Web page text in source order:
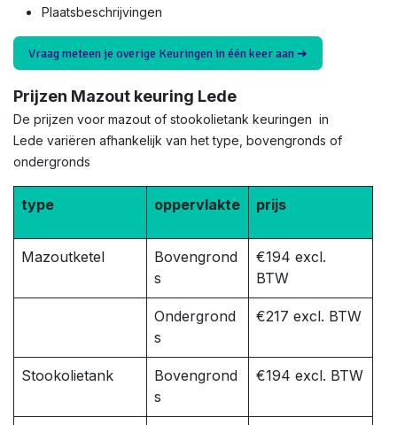
Plaatsbeschrijvingen
Vraag meteen je overige Keuringen in één keer aan ➜
Prijzen Mazout keuring Lede
De prijzen voor mazout of stookolietank keuringen in
Lede variëren afhankelijk van het type, bovengronds of
ondergronds
type oppervlakte prijs
Mazoutketel
Bovengrond
s
€194 excl.
BTW
Ondergrond
s
€217 excl. BTW
Stookolietank
Bovengrond
s
€194 excl. BTW